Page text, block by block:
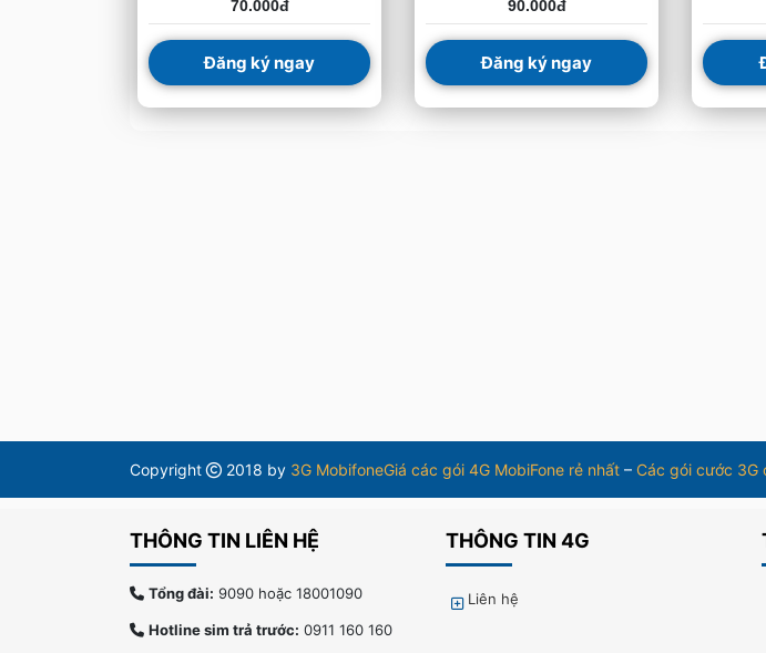
70.000đ
Đăng ký ngay
90.000đ
Đăng ký ngay
Copyright 2018 by 3G MobifoneGiá các gói 4G MobiFone rẻ nhất – Các gói cước 3G
THÔNG TIN LIÊN HỆ
Tổng đài: 9090 hoặc 18001090
Hotline sim trả trước: 0911 160 160
THÔNG TIN 4G
Liên hệ